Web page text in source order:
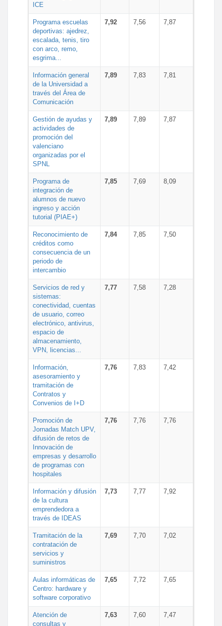
ICE
Programa escuelas
deportivas: ajedrez,
escalada, tenis, tiro
con arco, remo,
esgrima...
7,92 7,56 7,87
Información general
de la Universidad a
través del Área de
Comunicación
7,89 7,83 7,81
Gestión de ayudas y
actividades de
promoción del
valenciano
organizadas por el
SPNL
7,89 7,89 7,87
Programa de
integración de
alumnos de nuevo
ingreso y acción
tutorial (PIAE+)
7,85 7,69 8,09
Reconocimiento de
créditos como
consecuencia de un
periodo de
intercambio
7,84 7,85 7,50
Servicios de red y
sistemas:
conectividad, cuentas
de usuario, correo
electrónico, antivirus,
espacio de
almacenamiento,
VPN, licencias...
7,77 7,58 7,28
Información,
asesoramiento y
tramitación de
Contratos y
Convenios de I+D
7,76 7,83 7,42
Promoción de
Jornadas Match UPV,
difusión de retos de
Innovación de
empresas y desarrollo
de programas con
hospitales
7,76 7,76 7,76
Información y difusión
de la cultura
emprendedora a
través de IDEAS
7,73 7,77 7,92
Tramitación de la
contratación de
servicios y
suministros
7,69 7,70 7,02
Aulas informáticas de
Centro: hardware y
software corporativo
7,65 7,72 7,65
Atención de
consultas y
7,63 7,60 7,47